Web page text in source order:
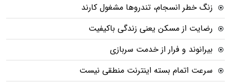
زنگ خطر انسجام، تندروها مشغول کارند
رضایت از مسکن یعنی زندگی باکیفیت
بیرانوند و فرار از خدمت سربازی
سرعت اتمام بسته‌ اینترنت منطقی نیست